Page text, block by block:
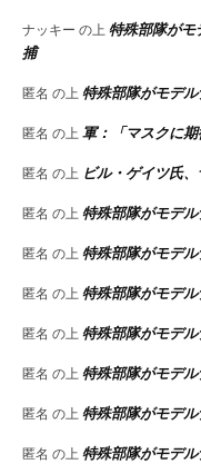
ナッキー の上 特殊部隊がモ
捕
匿名 の上 特殊部隊がモデ
匿名 の上 軍：「マスクに
匿名 の上 ビル・ゲイツ氏
匿名 の上 特殊部隊がモデ
匿名 の上 特殊部隊がモデ
匿名 の上 特殊部隊がモデ
匿名 の上 特殊部隊がモデ
匿名 の上 特殊部隊がモデ
匿名 の上 特殊部隊がモデ
匿名 の上 特殊部隊がモデ